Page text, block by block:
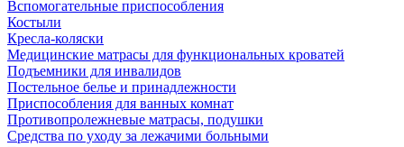
Вспомогательные приспособления
Костыли
Кресла-коляски
Медицинские матрасы для функциональных кроватей
Подъемники для инвалидов
Постельное белье и принадлежности
Приспособления для ванных комнат
Противопролежневые матрасы, подушки
Средства по уходу за лежачими больными